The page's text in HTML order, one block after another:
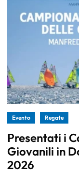
Evento Regate
Presentati i
Giovanili in
2026